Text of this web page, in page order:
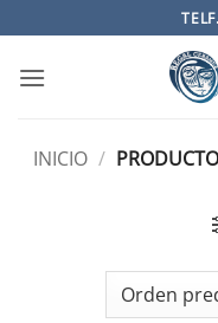
al
contenido
INICIO /